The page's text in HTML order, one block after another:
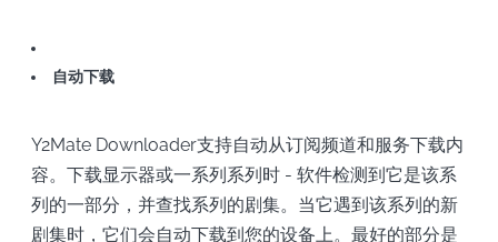
自动下载
Y2Mate Downloader支持自动从订阅频道和服务下载内
容。下载显示器或一系列系列时 - 软件检测到它是该系
列的一部分，并查找系列的剧集。当它遇到该系列的新
剧集时，它们会自动下载到您的设备上。最好的部分是